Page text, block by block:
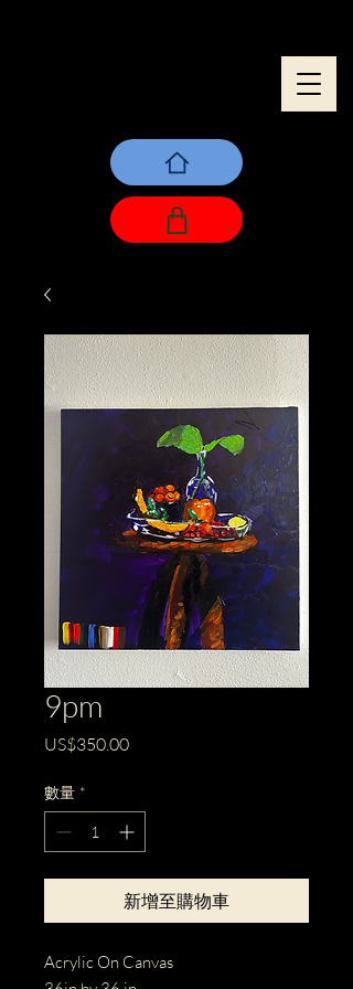
9pm
US$350.00價
數量 *
新增至購物車
Acrylic On Canvas